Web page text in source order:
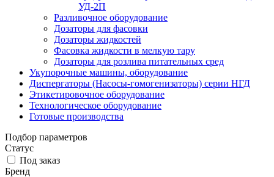
УД-2П
Разливочное оборудование
Дозаторы для фасовки
Дозаторы жидкостей
Фасовка жидкости в мелкую тару
Дозаторы для розлива питательных сред
Укупорочные машины, оборудование
Диспергаторы (Насосы-гомогенизаторы) серии НГД
Этикетировочное оборудование
Технологическое оборудование
Готовые производства
Подбор параметров
Статус
Под заказ
Бренд